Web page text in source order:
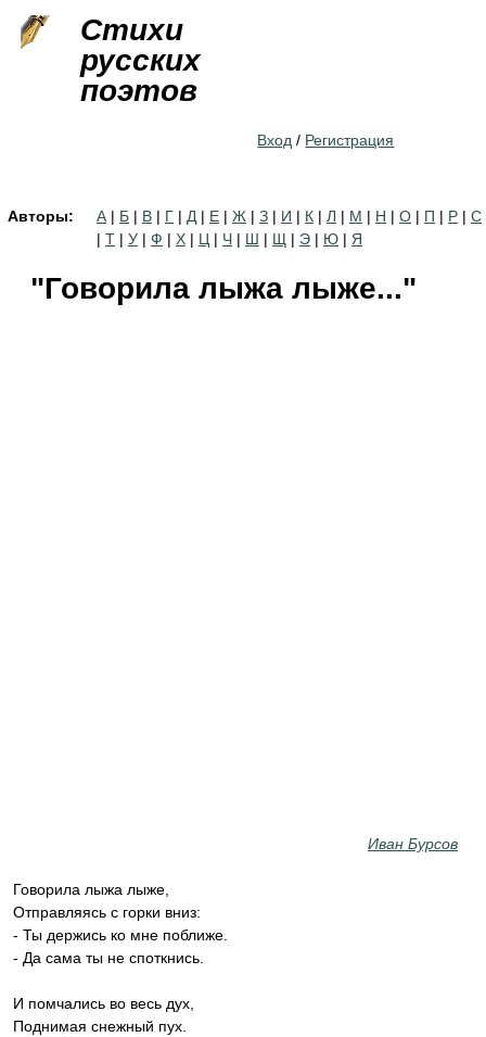
Стихи
русских
поэтов
Вход / Регистрация
Авторы: А | Б | В | Г | Д | Е | Ж | З | И | К | Л | М | Н | О | П | Р | С
| Т | У | Ф | Х | Ц | Ч | Ш | Щ | Э | Ю | Я
"Говорила лыжа лыже..."
Иван Бурсов
Говорила лыжа лыже,
Отправляясь с горки вниз:
- Ты держись ко мне поближе.
- Да сама ты не споткнись.
И помчались во весь дух,
Поднимая снежный пух.